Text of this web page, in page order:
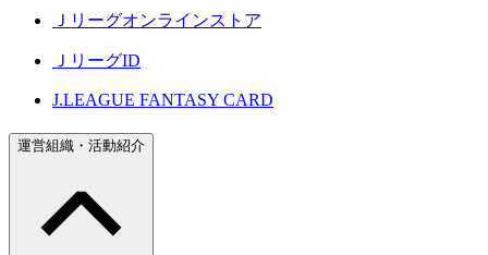
Ｊリーグオンラインストア
ＪリーグID
J.LEAGUE FANTASY CARD
運営組織・活動紹介